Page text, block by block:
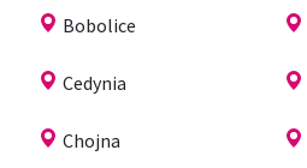
Bobolice
Cedynia
Chojna